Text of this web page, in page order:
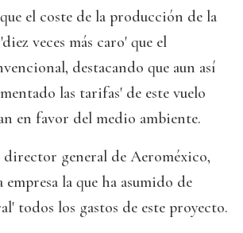
el coste de la producción de la
veces más caro' que el
destacando que aun así
las tarifas' de este vuelo
en favor del medio ambiente.
director general de Aeroméxico,
empresa la que ha asumido de
todos los gastos de este proyecto.